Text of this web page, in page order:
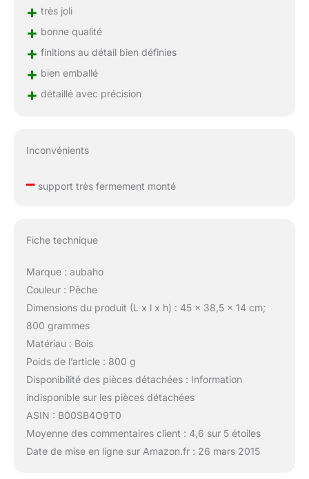
+ très joli
+ bonne qualité
+ finitions au détail bien définies
+ bien emballé
+ détaillé avec précision
Inconvénients
–support très fermement monté
Fiche technique
Marque : aubaho
Couleur : Pêche
Dimensions du produit (L x l x h) : 45 x 38,5 x 14 cm;
800 grammes
Matériau : Bois
Poids de l’article : 800 g
Disponibilité des pièces détachées : Information
indisponible sur les pièces détachées
ASIN : B00SB4O9T0
Moyenne des commentaires client : 4,6 sur 5 étoiles
Date de mise en ligne sur Amazon.fr : 26 mars 2015